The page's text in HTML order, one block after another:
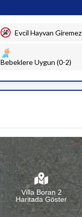
Evcil Hayvan Giremez
Bebeklere Uygun (0-2)
Villa Boran 2
Haritada Göster